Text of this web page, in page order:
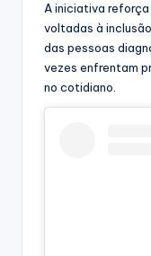
A iniciativa
voltadas à
das pessoas
vezes enfrentam
no cotidiano.